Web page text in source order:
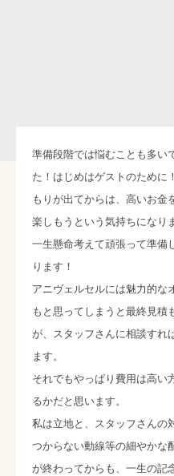
準備段階では悩むことも多い
た！はじめはゲストのために
もりが出てからは、高いお金
楽しもうという気持ちになり
一生懸命考えて頑張って準備
ります！
アニヴェルセルには魅力的な
もと思ってしまうと最終見積
が、スタッフさんに相談すれ
ます。
それでもやっぱり費用は高い
るかだと思います。
私は立地と、スタッフさんの
つからない動線等の細やかな
が終わってからも、一生の記